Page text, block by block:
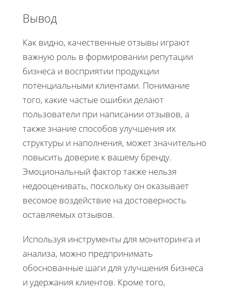
Вывод
Как видно, качественные отзывы играют
важную роль в формировании репутации
бизнеса и восприятии продукции
потенциальными клиентами. Понимание
того, какие частые ошибки делают
пользователи при написании отзывов, а
также знание способов улучшения их
структуры и наполнения, может значительно
повысить доверие к вашему бренду.
Эмоциональный фактор также нельзя
недооценивать, поскольку он оказывает
весомое воздействие на достоверность
оставляемых отзывов.
Используя инструменты для мониторинга и
анализа, можно предпринимать
обоснованные шаги для улучшения бизнеса
и удержания клиентов. Кроме того,